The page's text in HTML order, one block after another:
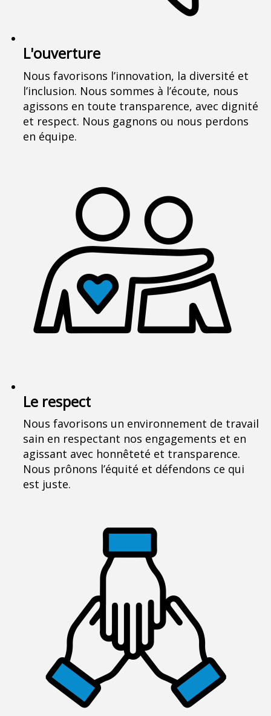
L'ouverture
Nous favorisons l’innovation, la diversité et
l’inclusion. Nous sommes à l’écoute, nous
agissons en toute transparence, avec dignité
et respect. Nous gagnons ou nous perdons
en équipe.
Le respect
Nous favorisons un environnement de travail
sain en respectant nos engagements et en
agissant avec honnêteté et transparence.
Nous prônons l’équité et défendons ce qui
est juste.